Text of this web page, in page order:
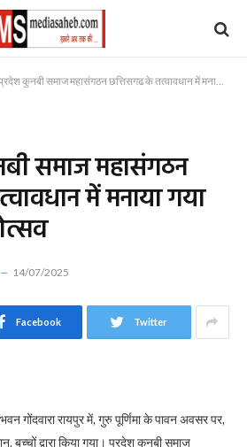
कुनबी समाज महासंगठन छत्तिसगढ के तत्वावधान में मनाया गया गुरु पूर्णिमा महोत्सव
समाज महासंगठन
में मनाया गया
14/07/2025
Facebook Twitter
गोंदवारा रायपुर में, गुरु पूर्णिमा के पावन अवसर पर,
बच्चों द्वारा किया गया। प्रदेश कुनबी समाज